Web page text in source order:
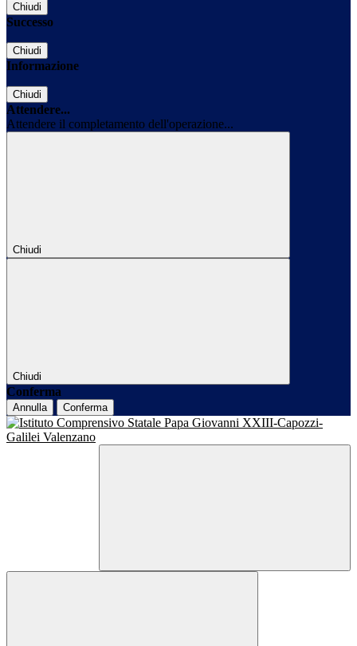
Chiudi
Successo
Chiudi
Informazione
Chiudi
Attendere...
Attendere il completamento dell'operazione...
Chiudi
Chiudi
Conferma
Annulla Conferma